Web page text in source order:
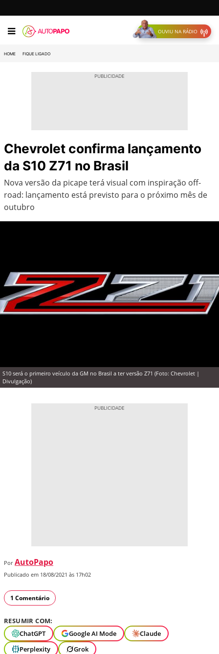
OUVIU NA RÁDIO
HOME FIQUE LIGADO
Chevrolet confirma lançamento
da S10 Z71 no Brasil
Nova versão da picape terá visual com inspiração off-
road: lançamento está previsto para o próximo mês de
outubro
S10 será o primeiro veículo da GM no Brasil a ter versão Z71 (Foto: Chevrolet |
Divulgação)
Por AutoPapo
Publicado em 18/08/2021 às 17h02
1 Comentário
RESUMIR COM:
ChatGPT
Google AI Mode
Claude
Perplexity
Grok